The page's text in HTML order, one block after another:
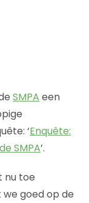
SMPA een
‘Enquête:
SMPA’.
nu toe
we goed op de